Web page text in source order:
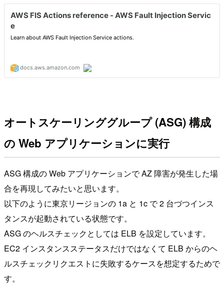
オートスケーリンググループ (ASG) 構成
の Web アプリケーションに実行
ASG 構成の Web アプリケーションで AZ 障害が発生した場
合を再現してみたいと思います。
以下のように東京リージョンの 1a と 1c で 2 台づつインス
タンスが起動されている状態です。
ASG のヘルスチェックとしては ELB を設定しています。
EC2 インスタンスステータスだけではなくて ELB からのヘ
ルスチェックリクエストに失敗するケースを想定するためで
す。